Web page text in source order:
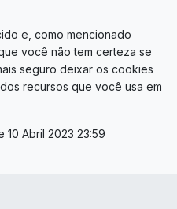
e, como mencionado
você não tem certeza se
seguro deixar os cookies
recursos que você usa em
10 Abril 2023 23:59